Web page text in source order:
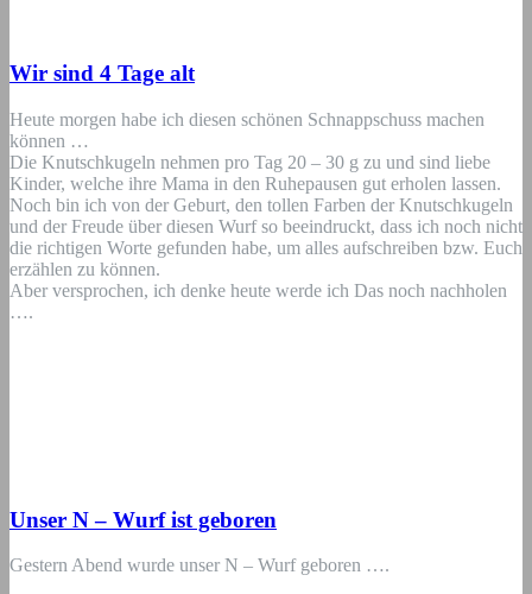
Wir sind 4 Tage alt
Heute morgen habe ich diesen schönen Schnappschuss machen
können …
Die Knutschkugeln nehmen pro Tag 20 – 30 g zu und sind liebe
Kinder, welche ihre Mama in den Ruhepausen gut erholen lassen.
Noch bin ich von der Geburt, den tollen Farben der Knutschkugeln
und der Freude über diesen Wurf so beeindruckt, dass ich noch nicht
die richtigen Worte gefunden habe, um alles aufschreiben bzw. Euch
erzählen zu können.
Aber versprochen, ich denke heute werde ich Das noch nachholen
….
Unser N – Wurf ist geboren
Gestern Abend wurde unser N – Wurf geboren ….